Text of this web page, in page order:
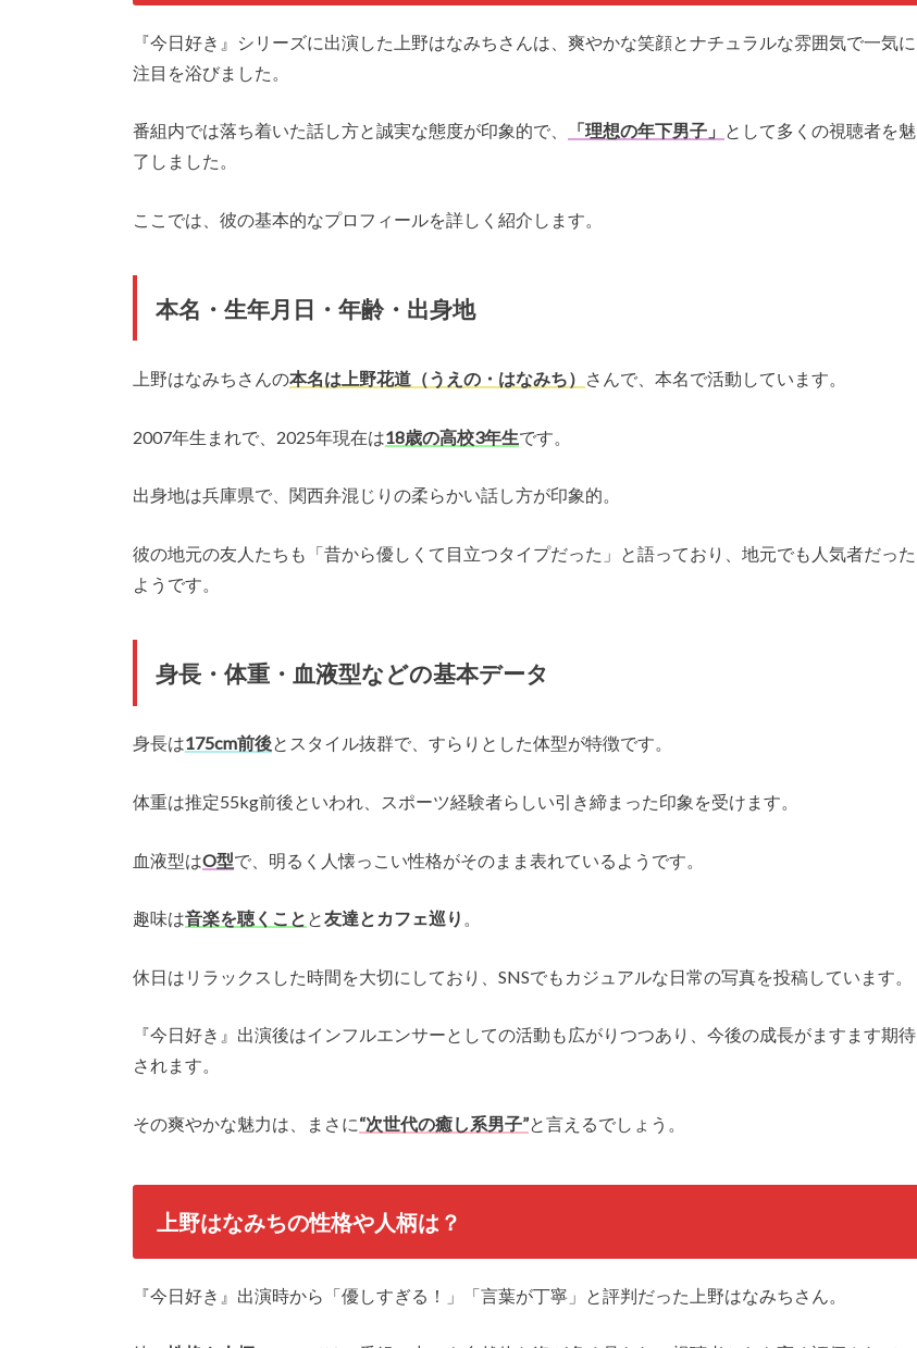
『今日好き』シリーズに出演した上野はなみちさんは、爽やかな笑顔とナチュラルな雰囲気で一気に
注目を浴びました。
番組内では落ち着いた話し方と誠実な態度が印象的で、 「理想の年下男子」 として多くの視聴者を魅
了しました。
ここでは、彼の基本的なプロフィールを詳しく紹介します。
本名・生年月日・年齢・出身地
上野はなみちさんの本名は上野花道（うえの・はなみち） さんで、本名で活動しています。
2007年生まれで、2025年現在は18歳の高校3年生です。
出身地は兵庫県で、関西弁混じりの柔らかい話し方が印象的。
彼の地元の友人たちも「昔から優しくて目立つタイプだった」と語っており、地元でも人気者だった
ようです。
身長・体重・血液型などの基本データ
身長は175cm前後とスタイル抜群で、すらりとした体型が特徴です。
体重は推定55kg前後といわれ、スポーツ経験者らしい引き締まった印象を受けます。
血液型はO型で、明るく人懐っこい性格がそのまま表れているようです。
趣味は音楽を聴くこと と友達とカフェ巡り 。
休日はリラックスした時間を大切にしており、SNSでもカジュアルな日常の写真を投稿しています。
『今日好き』出演後はインフルエンサーとしての活動も広がりつつあり、今後の成長がますます期待
されます。
その爽やかな魅力は、まさに“次世代の癒し系男子”と言えるでしょう。
上野はなみちの性格や人柄は？
『今日好き』出演時から「優しすぎる！」「言葉が丁寧」と評判だった上野はなみちさん。